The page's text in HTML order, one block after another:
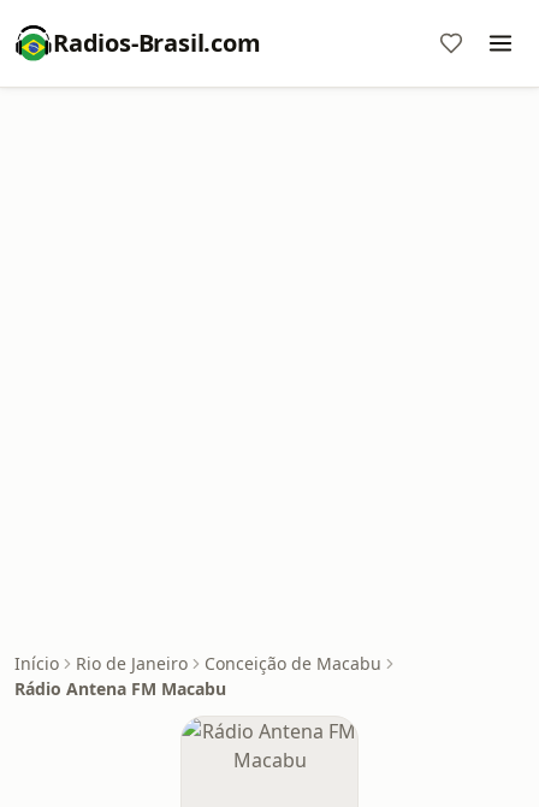
Radios-Brasil.com
Início Rio de Janeiro
Conceição de Macabu
Rádio Antena FM Macabu